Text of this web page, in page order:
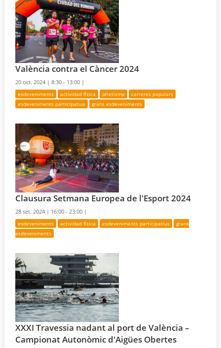
València contra el Càncer 2024
20 oct. 2024 |8:30 - 13:00 |
esdeveniments actividad física atletisme
carreres populars
esdeveniments participatius
grans esdeveniments
Clausura Setmana Europea de l'Esport 2024
28 set. 2024 | 16:00 - 23:00 |
esdeveniments actividad física esdeveniments participatius
grans
esdeveniments
XXXI Travessia nadant al port de València –
Campionat Autonòmic d'Aigües Obertes